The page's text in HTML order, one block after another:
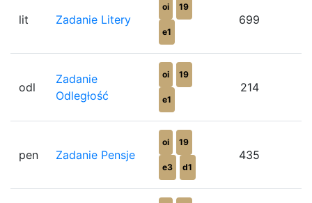
lit Zadanie Litery
oi 19
e1
699
odl
Zadanie
Odległość
oi 19
e1
214
pen Zadanie Pensje
oi 19
e3 d1
435